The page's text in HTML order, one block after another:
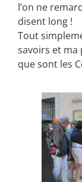
l’on ne
disent long !
Tout
savoirs et
que sont les